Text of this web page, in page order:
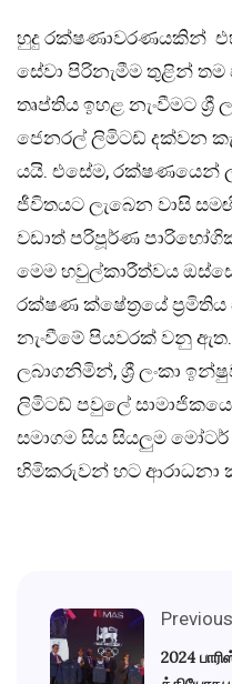
හුදු රක්ෂණාවරණයකින්
සේවා පිරිනැමීම තුළින්
තෘප්තිය ඉහළ නැංවීමට
ජෙනරල් ලිමිටඩ් දක්වන
යයි. එසේම, රක්ෂණයෙන්
ජීවිතයට ලැබෙන වාසි
වඩාත් පරිපූර්ණ
මෙම හවුල්කාරීත්වය
රක්ෂණ ක්ෂේත්‍රයේ
නැංවීමේ පියවරක් වනු
ලබාගනිමින්, ශ්‍රී ලංකා
ලිමිටඩ් පවුලේ
සමාගම සිය සියලුම
හිමිකරුවන් හට ආරාධනා
2024